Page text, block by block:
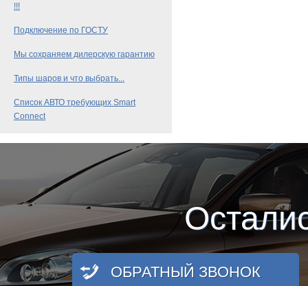
!!!
Подключение по ГОСТУ
Мы сохраняем дилерскую гарантию
Типы шаров и что выбрать...
Список АВТО требующих Smart
Connect
ОБРАТНЫЙ ЗВОНОК